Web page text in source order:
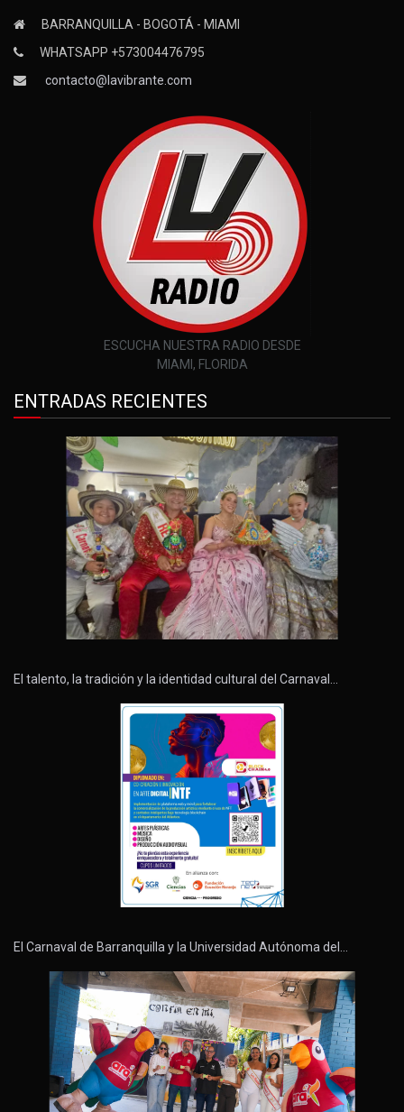
BARRANQUILLA - BOGOTÁ - MIAMI
WHATSAPP +573004476795
contacto@lavibrante.com
ESCUCHA NUESTRA RADIO DESDE
MIAMI, FLORIDA
ENTRADAS RECIENTES
El talento, la tradición y la identidad cultural del Carnaval…
El Carnaval de Barranquilla y la Universidad Autónoma del…